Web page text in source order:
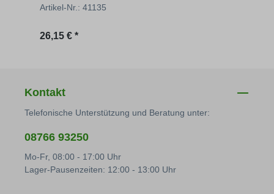
Artikel-Nr.: 41135
Regulärer Preis:
26,15 € *
Kontakt
Telefonische Unterstützung und Beratung unter:
08766 93250
Mo-Fr, 08:00 - 17:00 Uhr
Lager-Pausenzeiten: 12:00 - 13:00 Uhr